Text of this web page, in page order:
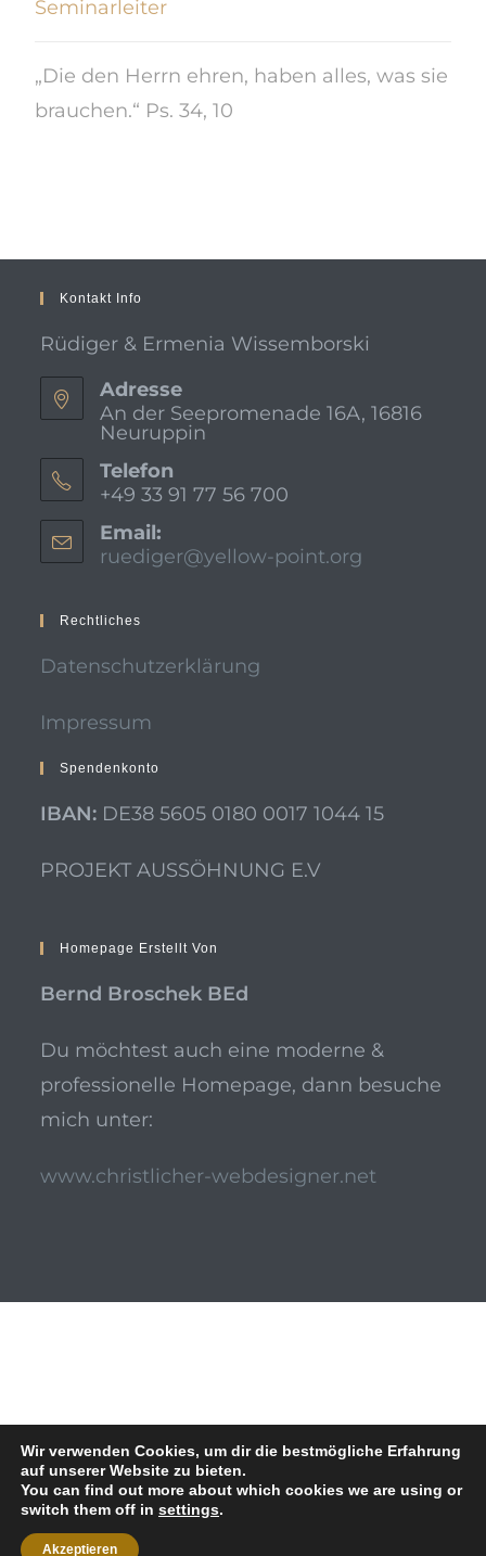
Seminarleiter
„Die den Herrn ehren, haben alles, was sie
brauchen.“ Ps. 34, 10
Kontakt Info
Rüdiger & Ermenia Wissemborski
Adresse
An der Seepromenade 16A, 16816
Neuruppin
Telefon
+49 33 91 77 56 700
Email:
ruediger@yellow-point.org
Rechtliches
Datenschutzerklärung
Impressum
Spendenkonto
IBAN: DE38 5605 0180 0017 1044 15
PROJEKT AUSSÖHNUNG E.V
Homepage Erstellt Von
Bernd Broschek BEd
Du möchtest auch eine moderne &
professionelle Homepage, dann besuche
mich unter:
www.christlicher-webdesigner.net
Wir verwenden Cookies, um dir die bestmögliche Erfahrung
auf unserer Website zu bieten.
You can find out more about which cookies we are using or
switch them off in settings.
Akzeptieren